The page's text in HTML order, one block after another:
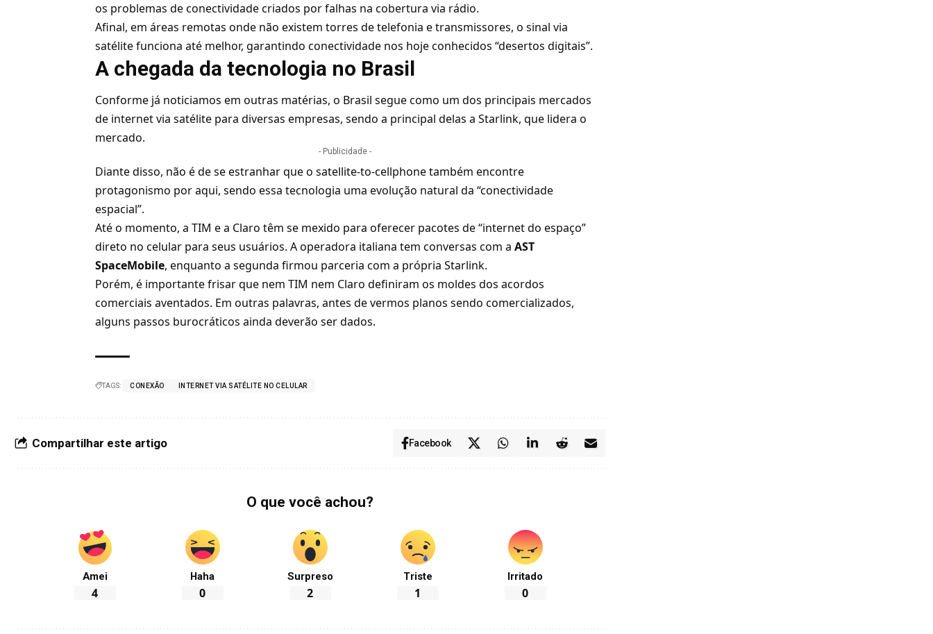
os problemas de conectividade criados por falhas na cobertura via rádio.
Afinal, em áreas remotas onde não existem torres de telefonia e transmissores, o sinal via
satélite funciona até melhor, garantindo conectividade nos hoje conhecidos “desertos digitais”.
A chegada da tecnologia no Brasil
Conforme já noticiamos em outras matérias, o Brasil segue como um dos principais mercados
de internet via satélite para diversas empresas, sendo a principal delas a Starlink, que lidera o
mercado.
- Publicidade -
Diante disso, não é de se estranhar que o satellite-to-cellphone também encontre
protagonismo por aqui, sendo essa tecnologia uma evolução natural da “conectividade
espacial”.
Até o momento, a TIM e a Claro têm se mexido para oferecer pacotes de “internet do espaço”
direto no celular para seus usuários. A operadora italiana tem conversas com aAST
SpaceMobile, enquanto a segunda firmou parceria com a própria Starlink.
Porém, é importante frisar que nem TIM nem Claro definiram os moldes dos acordos
comerciais aventados. Em outras palavras, antes de vermos planos sendo comercializados,
alguns passos burocráticos ainda deverão ser dados.
TAGS: CONEXÃO INTERNET VIA SATÉLITE NO CELULAR
Compartilhar este artigo Facebook
O que você achou?
Amei
4
Haha
0
Surpreso
2
Triste
1
Irritado
0